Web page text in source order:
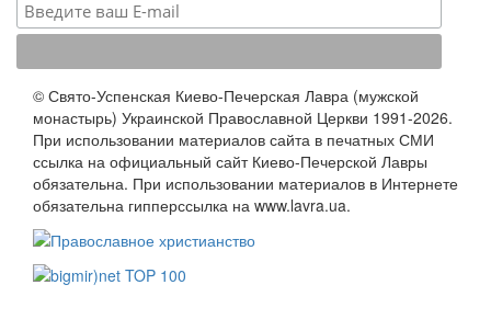
© Свято-Успенская Киево-Печерская Лавра (мужской
монастырь) Украинской Православной Церкви 1991-2026.
При использовании материалов сайта в печатных СМИ
ссылка на официальный сайт Киево-Печерской Лавры
обязательна. При использовании материалов в Интернете
обязательна гипперссылка на www.lavra.ua.